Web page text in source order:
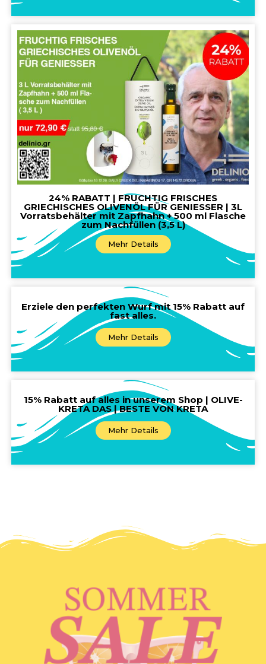
24% RABATT | FRUCHTIG FRISCHES
GRIECHISCHES OLIVENÖL FÜR GENIESSER | 3L
Vorratsbehälter mit Zapfhahn + 500 ml Flasche
zum Nachfüllen (3,5 L)
Mehr Details
Erziele den perfekten Wurf mit 15% Rabatt auf
fast alles.
Mehr Details
15% Rabatt auf alles in unserem Shop | OLIVE-
KRETA DAS | BESTE VON KRETA
Mehr Details